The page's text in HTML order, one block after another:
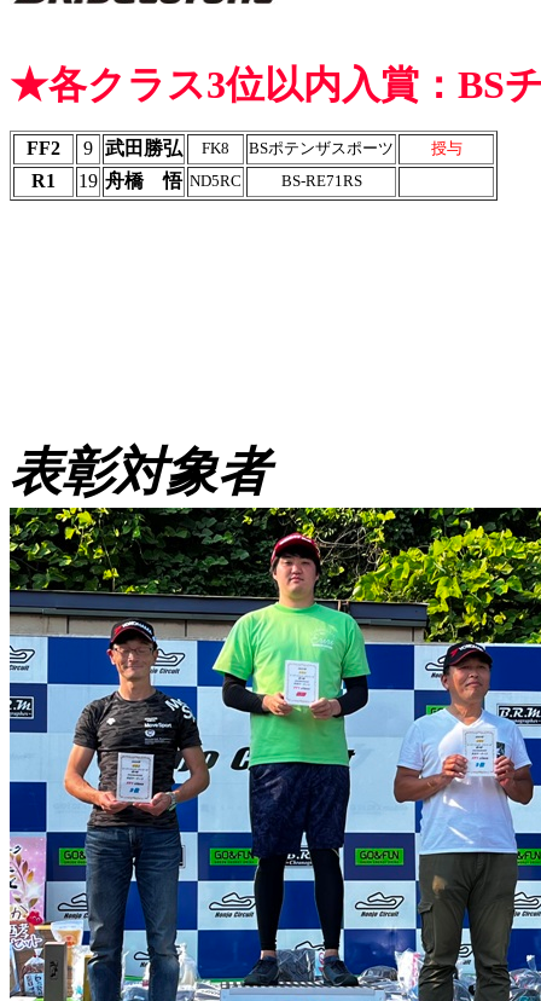
★各クラス3位以内入賞：BS
FF2 9 武田勝弘 FK8 BSポテンザスポーツ 授与
R1 19 舟橋 悟 ND5RC BS-RE71RS
表彰対象者